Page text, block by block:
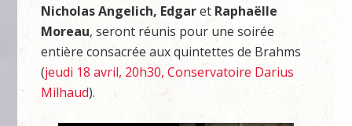
Nicholas Angelich,Edgaret Raphaëlle
Moreau, seront réunis pour une soirée
entière consacrée aux quintettes de Brahms
(jeudi 18 avril, 20h30, Conservatoire Darius
Milhaud).